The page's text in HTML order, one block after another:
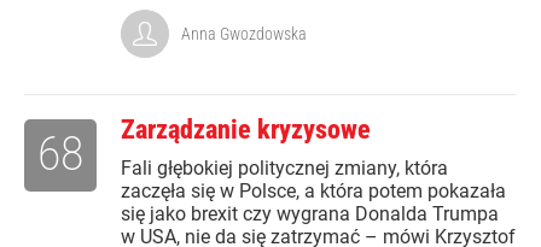
Anna Gwozdowska
Zarządzanie kryzysowe
Fali głębokiej politycznej zmiany, która
zaczęła się w Polsce, a która potem pokazała
się jako brexit czy wygrana Donalda Trumpa
w USA, nie da się zatrzymać – mówi Krzysztof
68